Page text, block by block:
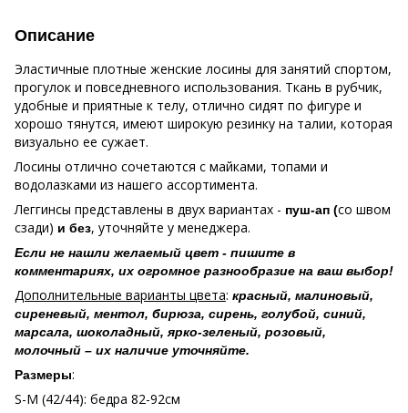
Описание
Эластичные плотные женские лосины для занятий спортом,
прогулок и повседневного использования. Ткань в рубчик,
удобные и приятные к телу, отлично сидят по фигуре и
хорошо тянутся, имеют широкую резинку на талии, которая
визуально ее сужает.
Лосины отлично сочетаются с майками, топами и
водолазками из нашего ассортимента.
Леггинсы представлены в двух вариантах - пуш-ап (со швом
сзади) и без, уточняйте у менеджера.
Если не нашли желаемый цвет - пишите в
комментариях, их огромное разнообразие на ваш выбор!
Дополнительные варианты цвета: красный, малиновый,
сиреневый, ментол, бирюза, сирень, голубой, синий,
марсала, шоколадный, ярко-зеленый, розовый,
молочный – их наличие уточняйте.
Размеры:
S-М (42/44): бедра 82-92см